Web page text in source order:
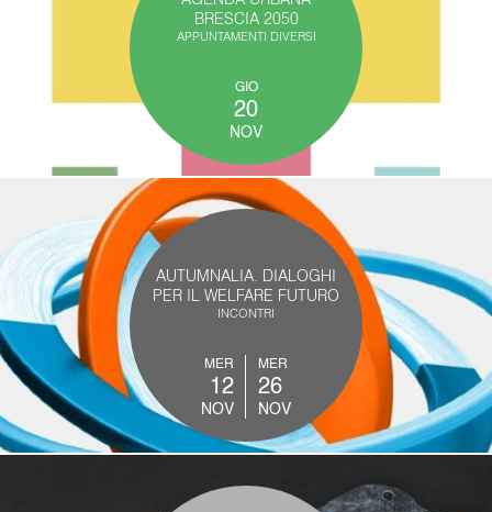
BRESCIA 2050
APPUNTAMENTI DIVERSI
GIO
20
NOV
AUTUMNALIA. DIALOGHI
PER IL WELFARE FUTURO
INCONTRI
MER
12
NOV
MER
26
NOV